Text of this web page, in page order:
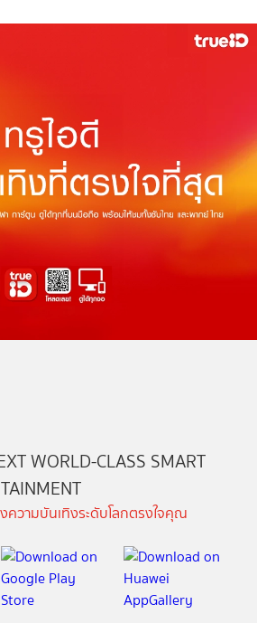
WORLD-CLASS SMART
ความบันเทิงระดับโลกตรงใจคุณ